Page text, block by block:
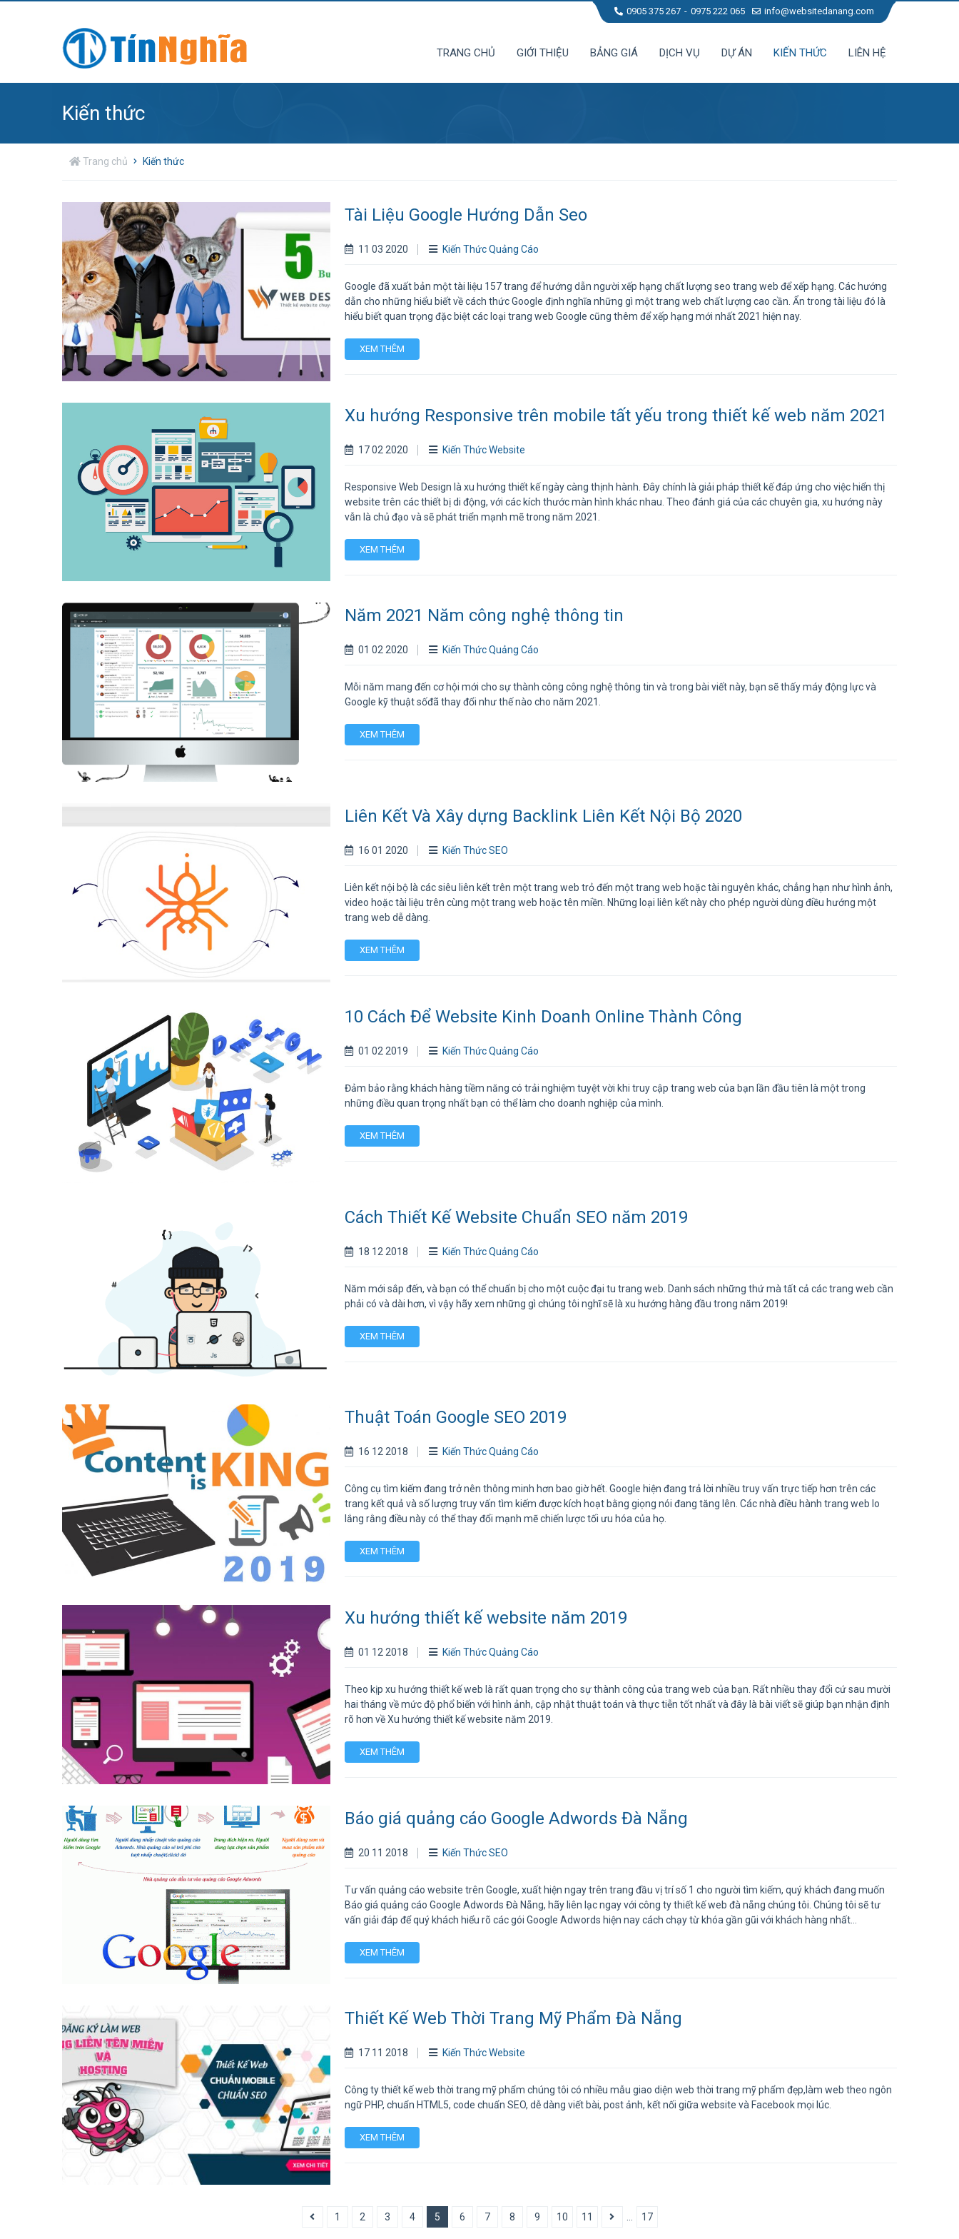
0905 375 267 0975 222 065 info@websitedanang.com
TRANG CHỦ GIỚI THIỆU BẢNG GIÁ DỊCH VỤ DỰ ÁN KIẾN THỨC LIÊN HỆ
Kiến thức
Trang chủ Kiến thức
Tài Liệu Google Hướng Dẫn Seo
11 03 2020 Kiến Thức Quảng Cáo
Google đã xuất bản một tài liệu 157 trang để hướng dẫn người xếp hạng chất lượng seo trang web để xếp hạng. Các hướng
dẫn cho những hiểu biết về cách thức Google định nghĩa những gì một trang web chất lượng cao cần. Ẩn trong tài liệu đó là
hiểu biết quan trọng đặc biệt các loại trang web Google cũng thêm để xếp hạng mới nhất 2021 hiện nay.
XEM THÊM
Xu hướng Responsive trên mobile tất yếu trong thiết kế web năm 2021
17 02 2020 Kiến Thức Website
Responsive Web Design là xu hướng thiết kế ngày càng thịnh hành. Đây chính là giải pháp thiết kế đáp ứng cho việc hiển thị
website trên các thiết bị di động, với các kích thước màn hình khác nhau. Theo đánh giá của các chuyên gia, xu hướng này
vẫn là chủ đạo và sẽ phát triển mạnh mẽ trong năm 2021.
XEM THÊM
Năm 2021 Năm công nghệ thông tin
01 02 2020 Kiến Thức Quảng Cáo
Mỗi năm mang đến cơ hội mới cho sự thành công công nghệ thông tin và trong bài viết này, bạn sẽ thấy máy động lực và
Google kỹ thuật sốđã thay đổi như thế nào cho năm 2021.
XEM THÊM
Liên Kết Và Xây dựng Backlink Liên Kết Nội Bộ 2020
16 01 2020 Kiến Thức SEO
Liên kết nội bộ là các siêu liên kết trên một trang web trỏ đến một trang web hoặc tài nguyên khác, chẳng hạn như hình ảnh,
video hoặc tài liệu trên cùng một trang web hoặc tên miền. Những loại liên kết này cho phép người dùng điều hướng một
trang web dễ dàng.
XEM THÊM
10 Cách Để Website Kinh Doanh Online Thành Công
01 02 2019 Kiến Thức Quảng Cáo
Đảm bảo rằng khách hàng tiềm năng có trải nghiệm tuyệt vời khi truy cập trang web của bạn lần đầu tiên là một trong
những điều quan trọng nhất bạn có thể làm cho doanh nghiệp của mình.
XEM THÊM
Cách Thiết Kế Website Chuẩn SEO năm 2019
18 12 2018 Kiến Thức Quảng Cáo
Năm mới sắp đến, và bạn có thể chuẩn bị cho một cuộc đại tu trang web. Danh sách những thứ mà tất cả các trang web cần
phải có và dài hơn, vì vậy hãy xem những gì chúng tôi nghĩ sẽ là xu hướng hàng đầu trong năm 2019!
XEM THÊM
Thuật Toán Google SEO 2019
16 12 2018 Kiến Thức Quảng Cáo
Công cụ tìm kiếm đang trở nên thông minh hơn bao giờ hết. Google hiện đang trả lời nhiều truy vấn trực tiếp hơn trên các
trang kết quả và số lượng truy vấn tìm kiếm được kích hoạt bằng giọng nói đang tăng lên. Các nhà điều hành trang web lo
lắng rằng điều này có thể thay đổi mạnh mẽ chiến lược tối ưu hóa của họ.
XEM THÊM
Xu hướng thiết kế website năm 2019
01 12 2018 Kiến Thức Quảng Cáo
Theo kịp xu hướng thiết kế web là rất quan trọng cho sự thành công của trang web của bạn. Rất nhiều thay đổi cứ sau mười
hai tháng về mức độ phổ biến với hình ảnh, cập nhật thuật toán và thực tiễn tốt nhất và đây là bài viết sẽ giúp bạn nhận định
rõ hơn về Xu hướng thiết kế website năm 2019.
XEM THÊM
Báo giá quảng cáo Google Adwords Đà Nẵng
20 11 2018 Kiến Thức SEO
Tư vấn quảng cáo website trên Google, xuất hiện ngay trên trang đầu vị trí số 1 cho người tìm kiếm, quý khách đang muốn
Báo giá quảng cáo Google Adwords Đà Nẵng, hãy liên lạc ngay với công ty thiết kế web đà nẵng chúng tôi. Chúng tôi sẽ tư
vấn giải đáp để quý khách hiểu rõ các gói Google Adwords hiện nay cách chạy từ khóa gần gũi với khách hàng nhất...
XEM THÊM
Thiết Kế Web Thời Trang Mỹ Phẩm Đà Nẵng
17 11 2018 Kiến Thức Website
Công ty thiết kế web thời trang mỹ phẩm chúng tôi có nhiều mẫu giao diện web thời trang mỹ phẩm đẹp,làm web theo ngôn
ngữ PHP, chuẩn HTML5, code chuẩn SEO, dễ dàng viết bài, post ảnh, kết nối giữa website và Facebook mọi lúc.
XEM THÊM
1 2 3 4 5 6 7 8 9 10 11 17